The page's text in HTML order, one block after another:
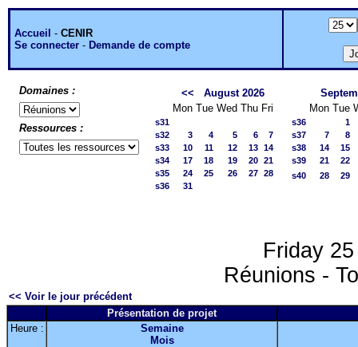
Accueil - CENIR
Se connecter - Demande de compte
Domaines :
Ressources :
<<
August 2026
Mon Tue Wed Thu Fri
s31
s32
3 4 5 6
7
s33
10 11 12 13 14
s34
17 18 19 20 21
s35
24 25 26 27 28
s36
31
Mon Tue
s36
1
s37
7
8
s38
14
15
s39
21
22
s40
28 29
Friday
Réunions -
<< Voir le jour précédent
Présentation de projet
Heure :
Semaine
Mois